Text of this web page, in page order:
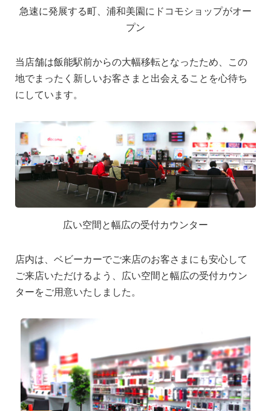
急速に発展する町、浦和美園にドコモショップがオー
プン
当店舗は飯能駅前からの大幅移転となったため、この
地でまったく新しいお客さまと出会えることを心待ち
にしています。
広い空間と幅広の受付カウンター
店内は、ベビーカーでご来店のお客さまにも安心して
ご来店いただけるよう、広い空間と幅広の受付カウン
ターをご用意いたしました。